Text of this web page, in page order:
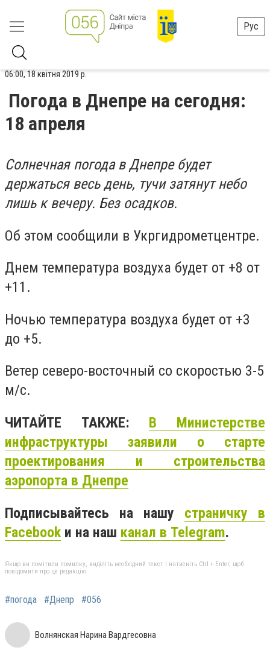
Рус
06:00, 18 квітня 2019 р.
Погода в Днепре на сегодня:
18 апреля
Солнечная погода в Днепре будет
держаться весь день, тучи затянут небо
лишь к вечеру. Без осадков.
Об этом сообщили в Укргидрометцентре.
Днем температура воздуха будет от +8 от
+11.
Ночью температура воздуха будет от +3
до +5.
Ветер северо-восточный со скоростью 3-5
м/с.
ЧИТАЙТЕ ТАКЖЕ: В Министерстве
инфраструктуры заявили о старте
проектирования и строительства
аэропорта в Днепре
Подписывайтесь на нашу страничку в
Facebook и на наш канал в Telegram.
Якщо ви помітили помилку, виділіть необхідний текст і натисніть Ctrl + Enter, щоб
повідомити про це редакцію
#погода #Днепр #056
Волнянская Нарина Вардгесовна